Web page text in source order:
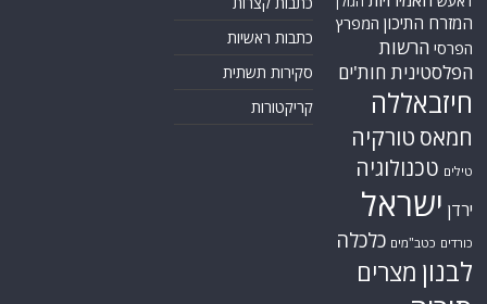
המזרח התיכון המפרץ
הפרסי הרשות
הפלסטינית חות'ים
חיזבאללה
חמאס טורקיה
טילים טכנולוגיה
ירדן ישראל
כורדים כטב"מים כלכלה
לבנון מצרים
כתבות ראשיות
סקירות תשתית
קריקטורות